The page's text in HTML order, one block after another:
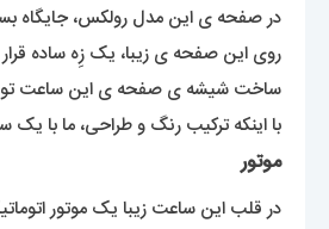
در صفحه ی این مدل رولکس، جایگاه
روی این صفحه ی زیبا، یک زِه ساده
ساخت شیشه ی صفحه ی این ساعت
با اینکه ترکیب رنگ و طراحی، ما با
موتور
در قلب این ساعت زیبا یک موتور